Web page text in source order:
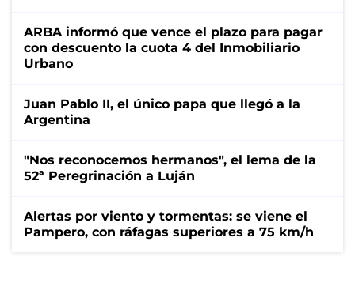
ARBA informó que vence el plazo para pagar
con descuento la cuota 4 del Inmobiliario
Urbano
Juan Pablo II, el único papa que llegó a la
Argentina
"Nos reconocemos hermanos", el lema de la
52ª Peregrinación a Luján
Alertas por viento y tormentas: se viene el
Pampero, con ráfagas superiores a 75 km/h